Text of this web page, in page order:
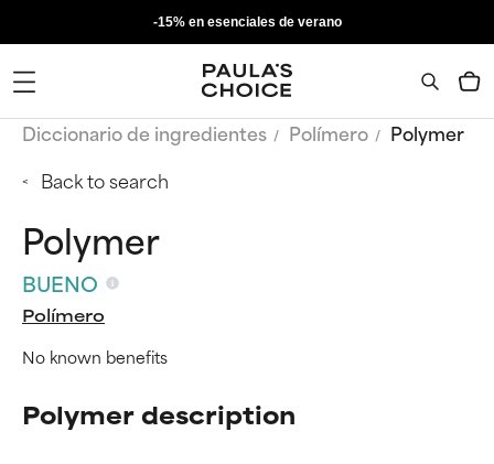
-15% en esenciales de verano
Diccionario de ingredientes Polímero
Polymer
Back to search
Polymer
BUENO
Polímero
No known benefits
Polymer description